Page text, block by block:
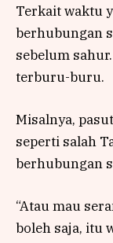
Terkait waktu
berhubungan
sebelum
terburu-buru.
Misalnya,
seperti salah
berhubungan
“Atau mau
boleh saja, itu